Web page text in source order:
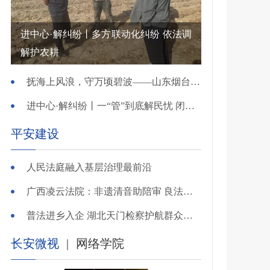
进中心·解纠纷丨多方联动化纠纷 依法调
解护农耕
抚海上风浪，守万顷碧波——山东烟台把矛盾化解在微澜未起时
进中心·解纠纷丨一“管”到底解民忧 闭环调处化纠纷
平安建设
人民法庭融入基层治理最前沿
广西凌云法院：非遗清音助陪审 良法温情解千纷
普法进乡入企 湖北天门检察护航群众金融财产安全
长安微视 | 网络学院